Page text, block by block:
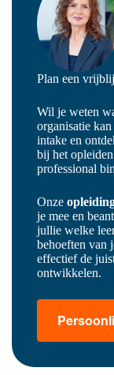
Plan een
Wil je weten
organisatie
intake en
bij het
professional
Onze
je mee en
jullie welke
behoeften van
effectief de
ontwikkelen.